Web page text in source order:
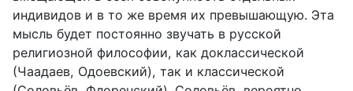
индивидов и в то же время их превышающую. Эта
мысль будет постоянно звучать в русской
религиозной философии, как доклассической
(Чаадаев, Одоевский), так и классической